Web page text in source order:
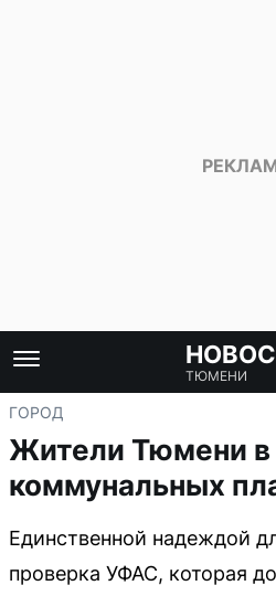
ТЮМЕНИ
ГОРОД
Жители Тюмени в
коммунальных
Единственной надеждой
проверка УФАС, которая